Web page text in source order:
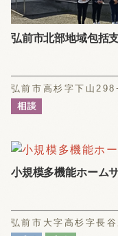
弘前市北部地域包括
弘前市高杉字下山
小規模多機能ホーム
弘前市大字高杉字長